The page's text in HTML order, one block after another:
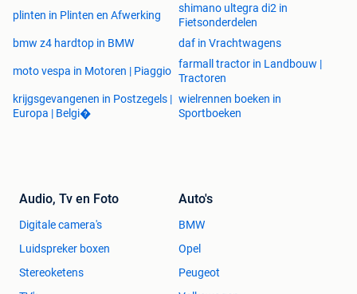
plinten in Plinten en Afwerking
shimano ultegra di2 in
Fietsonderdelen
bmw z4 hardtop in BMW
daf in Vrachtwagens
moto vespa in Motoren | Piaggio
farmall tractor in Landbouw |
Tractoren
krijgsgevangenen in Postzegels |
Europa | Belgi�
wielrennen boeken in
Sportboeken
Audio, Tv en Foto
Digitale camera's
Luidspreker boxen
Stereoketens
Auto's
BMW
Opel
Peugeot